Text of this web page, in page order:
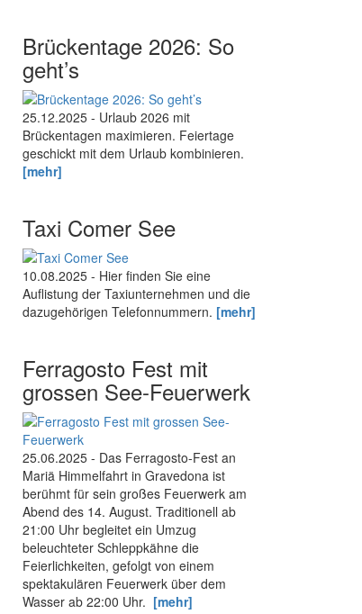
Brückentage 2026: So
geht’s
25.12.2025 - Urlaub 2026 mit
Brückentagen maximieren. Feiertage
geschickt mit dem Urlaub kombinieren.
[mehr]
Taxi Comer See
10.08.2025 - Hier finden Sie eine
Auflistung der Taxiunternehmen und die
dazugehörigen Telefonnummern. [mehr]
Ferragosto Fest mit
grossen See-Feuerwerk
25.06.2025 - Das Ferragosto-Fest an
Mariä Himmelfahrt in Gravedona ist
berühmt für sein großes Feuerwerk am
Abend des 14. August. Traditionell ab
21:00 Uhr begleitet ein Umzug
beleuchteter Schleppkähne die
Feierlichkeiten, gefolgt von einem
spektakulären Feuerwerk über dem
Wasser ab 22:00 Uhr. [mehr]